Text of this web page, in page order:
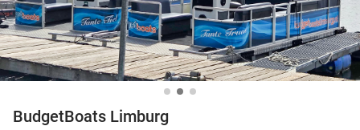
BudgetBoats Limburg